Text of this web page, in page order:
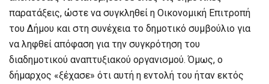
παρατάξεις, ώστε να συγκληθεί η Οικονομική Επιτροπή
του Δήμου και στη συνέχεια το δημοτικό συμβούλιο για
να ληφθεί απόφαση για την συγκρότηση του
διαδημοτικού αναπτυξιακού οργανισμού. Όμως, ο
δήμαρχος «ξέχασε» ότι αυτή η εντολή του ήταν εκτός